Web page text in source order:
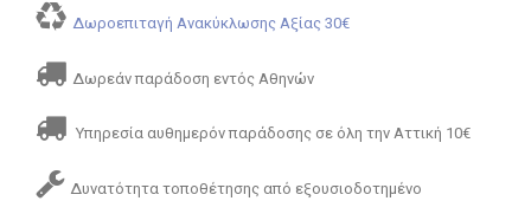
Δωροεπιταγή Ανακύκλωσης Αξίας 30€
Δωρεάν παράδοση εντός Αθηνών
Υπηρεσία αυθημερόν παράδοσης σε όλη την Αττική 10€
Δυνατότητα τοποθέτησης από εξουσιοδοτημένο